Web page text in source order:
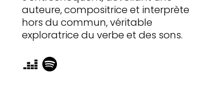
auteure, compositrice et interprète
hors du commun, véritable
exploratrice du verbe et des sons.